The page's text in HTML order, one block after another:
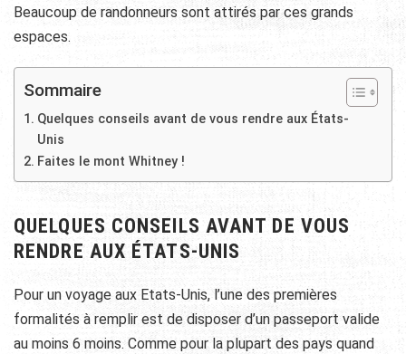
Beaucoup de randonneurs sont attirés par ces grands
espaces.
Sommaire
Quelques conseils avant de vous rendre aux États-
Unis
Faites le mont Whitney !
QUELQUES CONSEILS AVANT DE VOUS
RENDRE AUX ÉTATS-UNIS
Pour un voyage aux Etats-Unis, l’une des premières
formalités à remplir est de disposer d’un passeport valide
au moins 6 moins. Comme pour la plupart des pays quand